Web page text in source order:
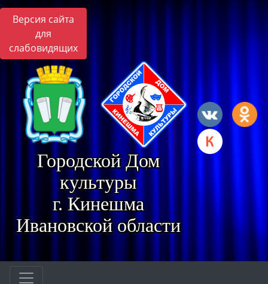
Версия сайта
для
слабовидящих
Городской Дом
культуры
г. Кинешма
Ивановской области